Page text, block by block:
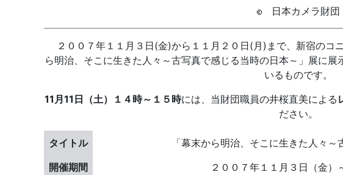
日本カメラ財団
２００７年１１月３日(金)から１１月２０日(月)まで、新宿のコ
ら明治、そこに生きた人々～古写真で感じる当時の日本～」展に
いるものです。
11月11日（土）１４時～１５時には、当財団職員の井桜直美による
ださい。
タイトル
「幕末から明治、そこに生きた人々～
開催期間
２００７年１１月３日（金）